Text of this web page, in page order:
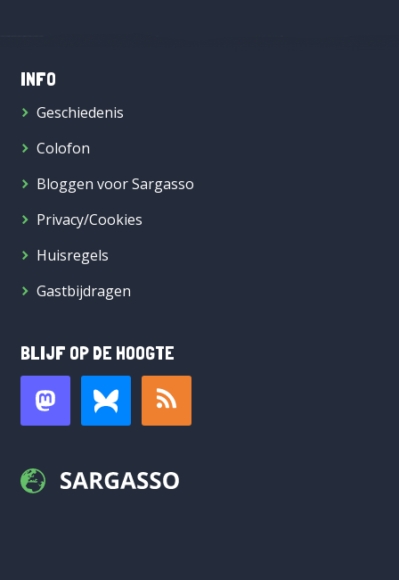
INFO
Geschiedenis
Colofon
Bloggen voor Sargasso
Privacy/Cookies
Huisregels
Gastbijdragen
BLIJF OP DE HOOGTE